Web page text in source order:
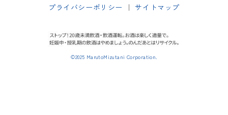
プライバシーポリシー ｜ サイトマップ
©2025 MarutoMizutani Corporation.